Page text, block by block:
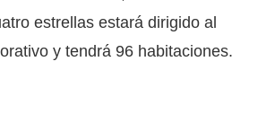
estrellas estará dirigido al
y tendrá 96 habitaciones.